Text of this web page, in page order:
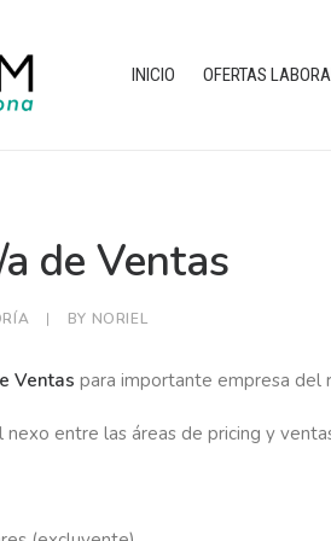
INICIO OFERTAS
de Ventas
| BY NORIEL
Ventas para importante empresa del
nexo entre las áreas de pricing y